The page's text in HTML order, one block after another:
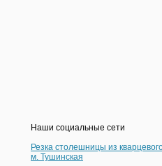
Наши социальные сети
Резка столешницы из
м. Тушинская